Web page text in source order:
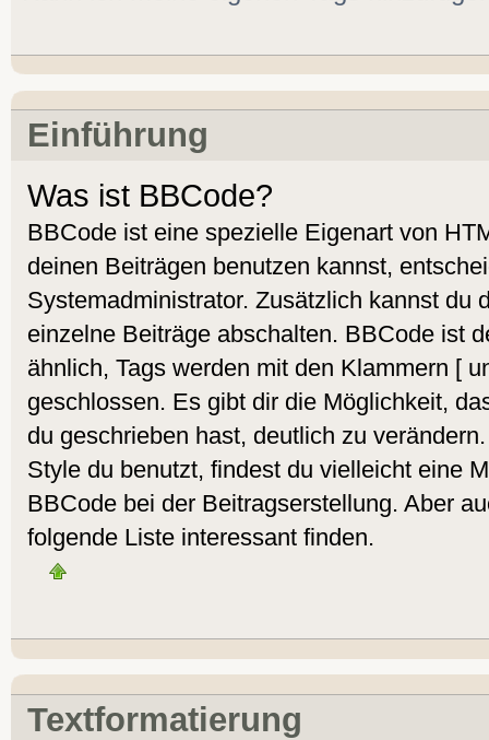
Einführung
Was ist BBCode?
BBCode ist eine spezielle Eigenart von
deinen Beiträgen benutzen kannst,
Systemadministrator. Zusätzlich kannst du
einzelne Beiträge abschalten. BBCode ist
ähnlich, Tags werden mit den Klammern [
geschlossen. Es gibt dir die Möglichkeit,
du geschrieben hast, deutlich zu
Style du benutzt, findest du vielleicht eine
BBCode bei der Beitragserstellung. Aber
folgende Liste interessant finden.
Textformatierung